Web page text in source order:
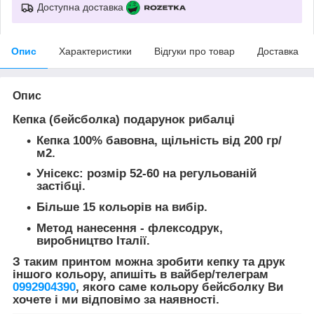
Доступна доставка
Опис Характеристики Відгуки про товар Доставка
Опис
Кепка (бейсболка) подарунок рибалці
Кепка 100% бавовна, щільність від 200 гр/
м2.
Унісекс: розмір 52-60 на регульованій
застібці.
Більше 15 кольорів на вибір.
Метод нанесення - флексодрук,
виробництво Італії.
З таким принтом можна зробити кепку та друк
іншого кольору, апишіть в вайбер/телеграм
0992904390, якого саме кольору бейсболку Ви
хочете і ми відповімо за наявності.